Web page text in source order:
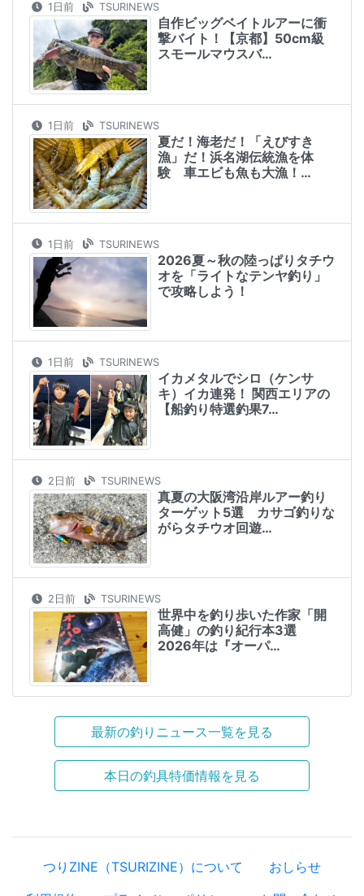
1日前 TSURINEWS
自作ビッグベイトルアーに衝
撃バイト！【京都】50cm級
スモールマウスバ…
1日前 TSURINEWS
夏だ！海老だ！「えびすき
漁」だ！浜名湖伝統漁を体
験 車エビも魚も大漁！…
1日前 TSURINEWS
2026夏～秋の陸っぱりタチウ
オを「ライトなテンヤ釣り」
で攻略しよう！
1日前 TSURINEWS
イカメタルでシロ（ケンサ
キ）イカ連発！ 関西エリアの
【船釣り特選釣果7…
2日前 TSURINEWS
真夏の大阪湾沿岸ルアー釣り
ターゲット5選 カサゴ釣りな
がらタチウオ回遊…
2日前 TSURINEWS
世界中を釣り歩いた作家「開
高健」の釣り紀行本3選
2026年は『オーパ…
最新の釣りニュース一覧を見る
本日の釣具特価情報を見る
つりZINE（TSURIZINE）について
おしらせ